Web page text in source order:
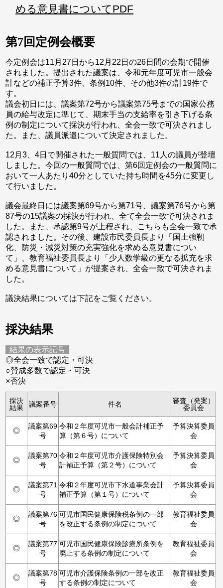
める意見書についてPDF
第7回定例会概要
今定例会は11月27日から12月22日の26日間の会期で開催
されました。提出された議案は、令和元年度可児市一般会
計などの補正予算3件、条例10件、その他3件の計19件で
す。
議会初日には、議案第72号から議案第75号までの国家公務
員の給与改定に準じて、期末手当の支給率を引き下げる条
例の制定について採決が行われ、全会一致で可決されまし
た。また、議員派遣について決定されました。
12月3、4日で開催された一般質問では、11人の議員が登壇
しました。今回の一般質問では、第6回定例会の一般質問に
おいて一人あたり40分としていた持ち時間を45分に変更し
て行いました。
議会最終日には議案第69号から第71号、議案第76号から第
87号の15議案の採決が行われ、全て全会一致で可決されま
した。また、承認第9号が上程され、こちらも全会一致で承
認されました。その後、建設市民委員長より「国土強靭
化、防災・減災対策の充実強化を求める意見書につい
て」、教育福祉委員長より「少人数学級の更なる拡充を求
める意見書について」が提案され、全会一致で可決されま
した。
議決結果については下記をご覧ください。
採決結果
結果の表示記号
◎全会一致で認定・可決
○賛成多数で認定・可決
×否決
採決
結果
議案番号 件名
審査（発案）
委員会
◎
議案第69
号
令和２年度可児市一般会計補正予
算（第６号）について
予算決算委員
会
◎
議案第70
号
令和２年度可児市介護保険特別会
計補正予算（第２号）について
予算決算委員
会
◎
議案第71
号
令和２年度可児市下水道事業会計
補正予算（第１号）について
予算決算委員
会
◎
議案第76
号
可児市国民健康保険税条例の一部
を改正する条例の制定について
教育福祉委員
会
◎
議案第77
号
可児市国民健康保険診療所条例を
廃止する条例の制定について
教育福祉委員
会
◎
議案第78
号
可児市介護保険条例の一部を改正
する条例の制定について
教育福祉委員
会